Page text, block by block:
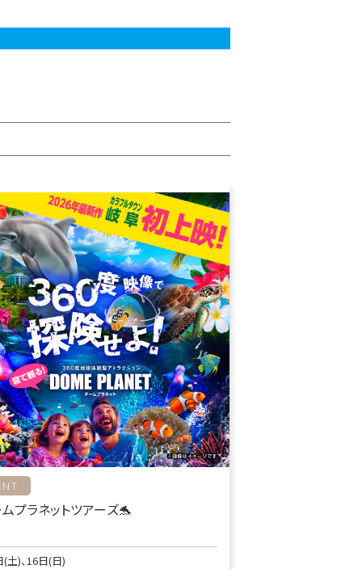
プラネットツアーズ🐬
土)、16日(日)